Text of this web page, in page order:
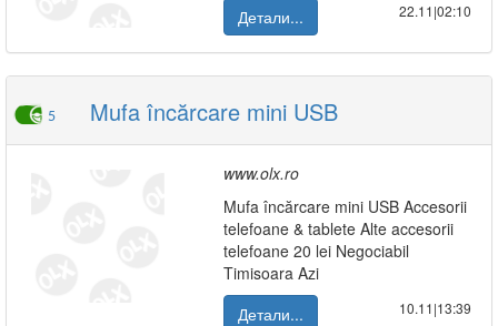
Детали...
22.11|02:10
5 Mufa încărcare mini USB
www.olx.ro
Mufa încărcare mini USB Accesorii
telefoane & tablete Alte accesorii
telefoane 20 lei Negociabil
Timisoara Azi
Детали...
10.11|13:39